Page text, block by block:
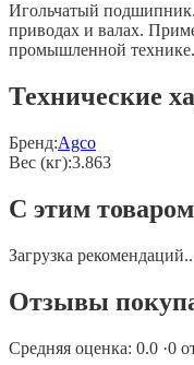
Игольчатый подшипник.
приводах и валах.
промышленной технике.
Технические
Бренд:Agco
Вес (кг):3.863
С этим
Загрузка
Отзывы
Средняя оценка: 0.0 ·0